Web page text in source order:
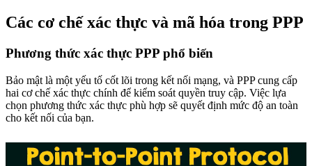
Các cơ chế xác thực và mã hóa trong PPP
Phương thức xác thực PPP phổ biến
Bảo mật là một yếu tố cốt lõi trong kết nối mạng, và PPP cung cấp
hai cơ chế xác thực chính để kiểm soát quyền truy cập. Việc lựa
chọn phương thức xác thực phù hợp sẽ quyết định mức độ an toàn
cho kết nối của bạn.